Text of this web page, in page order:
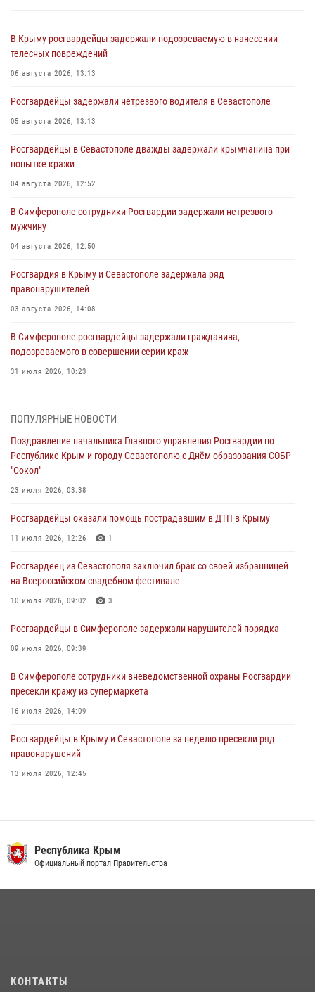
В Крыму росгвардейцы задержали подозреваемую в нанесении
телесных повреждений
06 августа 2026, 13:13
Росгвардейцы задержали нетрезвого водителя в Севастополе
05 августа 2026, 13:13
Росгвардейцы в Севастополе дважды задержали крымчанина при
попытке кражи
04 августа 2026, 12:52
В Симферополе сотрудники Росгвардии задержали нетрезвого
мужчину
04 августа 2026, 12:50
Росгвардия в Крыму и Севастополе задержала ряд
правонарушителей
03 августа 2026, 14:08
В Симферополе росгвардейцы задержали гражданина,
подозреваемого в совершении серии краж
31 июля 2026, 10:23
объекте в Севастополе
Росгвардейцы Севастополя пресекли противоправные действия на
охраняемом объекте
29 июля 2026, 12:34
Росгвардейцы Крыма и Севастополя отметили День Крещения Руси
28 июля 2026, 14:18
В Симферополе сотрудники Росгвардии задержали подозреваемого
в краже из гипермаркета
24 июля 2026, 12:21
ПОПУЛЯРНЫЕ НОВОСТИ
Поздравление начальника Главного управления Росгвардии по
Республике Крым и городу Севастополю с Днём образования СОБР
"Сокол"
23 июля 2026, 03:38
Росгвардейцы оказали помощь пострадавшим в ДТП в Крыму
11 июля 2026, 12:26 1
Росгвардеец из Севастополя заключил брак со своей избранницей
на Всероссийском свадебном фестивале
10 июля 2026, 09:02 3
Росгвардейцы в Симферополе задержали нарушителей порядка
09 июля 2026, 09:39
В Симферополе сотрудники вневедомственной охраны Росгвардии
пресекли кражу из супермаркета
16 июля 2026, 14:09
Росгвардейцы в Крыму и Севастополе за неделю пресекли ряд
правонарушений
13 июля 2026, 12:45
21 июля 2026, 13:18
Росгвардия в Крыму и Севастополе задержала ряд
правонарушителей
краже из супермаркета
Республика Крым
Официальный портал Правительства
КОНТАКТЫ